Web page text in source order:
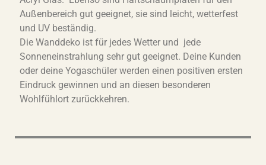
Außenbereich gut geeignet, sie sind leicht, wetterfest
und UV beständig.
Die Wanddeko ist für jedes Wetter und jede
Sonneneinstrahlung sehr gut geeignet. Deine Kunden
oder deine Yogaschüler werden einen positiven ersten
Eindruck gewinnen und an diesen besonderen
Wohlfühlort zurückkehren.